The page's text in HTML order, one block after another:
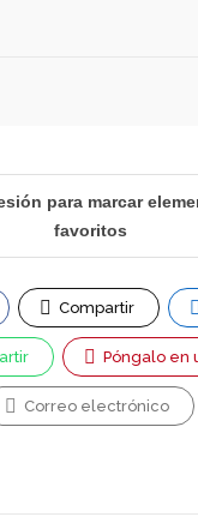
para marcar
favoritos
Compartir
Póngalo en
Correo electrónico